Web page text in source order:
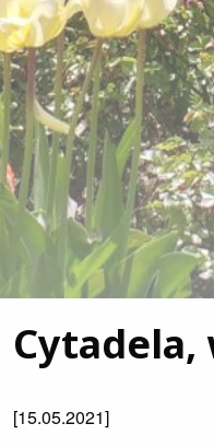
Cytadela,
[15.05.2021]